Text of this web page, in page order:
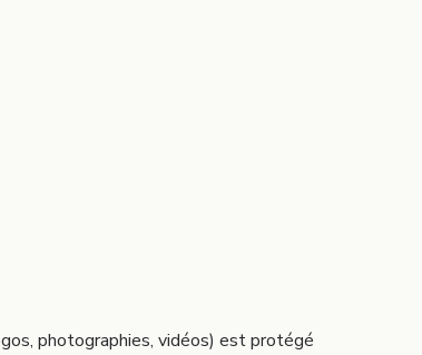
photographies, vidéos) est protégé